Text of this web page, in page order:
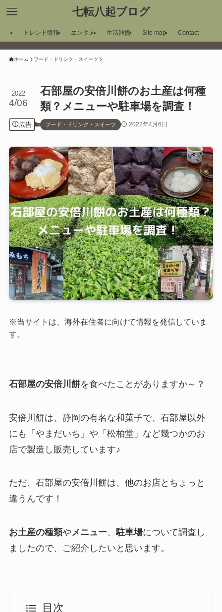
七転八起ブログ
トレンド情報 エンタメ 生活雑貨 Site map Contact
ホーム フード・ドリンク・スイーツ
石部屋の安倍川餅のお土産は何種
類？メニューや駐車場を調査！
2022
4/06
広告 フード・ドリンク・スイーツ 2022年4月6日
※当サイトは、海外在住者に向けて情報を発信していま
す。
石部屋の安倍川餅を食べたことがありますか～？
安倍川餅は、静岡の有名な和菓子で、石部屋以外
にも「やまだいち」や「松柏堂」など幾つかのお
店で製造し販売しています♪
ただ、石部屋の安倍川餅は、他のお店とちょっと
違うんです！
お土産の種類やメニュー、駐車場について調査し
ましたので、ご紹介したいと思います。
目次